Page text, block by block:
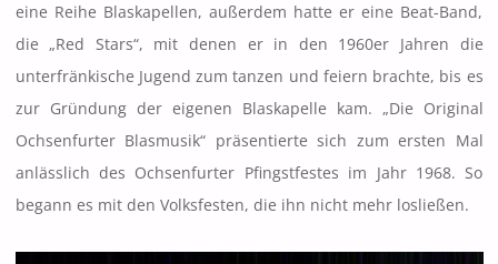
eine Reihe Blaskapellen, außerdem hatte er eine Beat-Band,
die „Red Stars“, mit denen er in den 1960er Jahren die
unterfränkische Jugend zum tanzen und feiern brachte, bis es
zur Gründung der eigenen Blaskapelle kam. „Die Original
Ochsenfurter Blasmusik“ präsentierte sich zum ersten Mal
anlässlich des Ochsenfurter Pfingstfestes im Jahr 1968. So
begann es mit den Volksfesten, die ihn nicht mehr losließen.